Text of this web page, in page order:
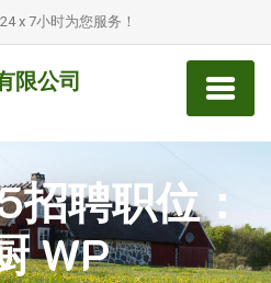
x 7小时为您服务！
限公司
聘职位：
WP